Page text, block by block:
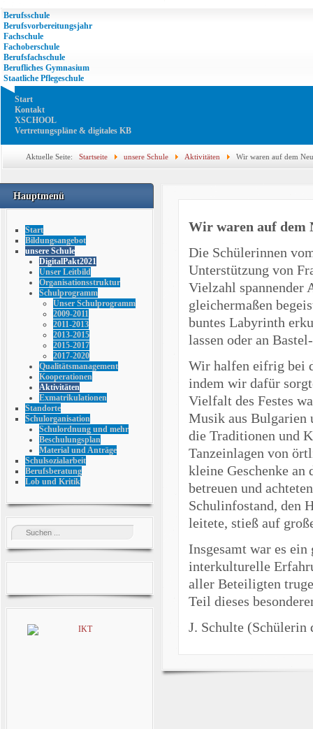
Berufsschule
Berufsvorbereitungsjahr
Fachschule
Fachoberschule
Berufsfachschule
Berufliches Gymnasium
Staatliche Pflegeschule
Start
Kontakt
XSCHOOL
Vertretungspläne & digitales KB
Aktuelle Seite: Startseite unsere Schule Aktivitäten Wir waren auf dem
Hauptmenü
Start
Bildungsangebot
unsere Schule
DigitalPakt2021
Unser Leitbild
Organisationsstruktur
Schulprogramm
Unser Schulprogramm
2009-2011
2011-2013
2013-2015
2015-2017
2017-2020
Qualitätsmanagement
Kooperationen
Aktivitäten
Exmatrikulationen
Standorte
Schulorganisation
Schulordnung und mehr
Beschulungsplan
Material und Anträge
Schulsozialarbeit
Berufsberatung
Lob und Kritik
Wir waren auf dem
Die Schülerinnen
Unterstützung von
Vielzahl spannender
gleichermaßen
buntes Labyrinth
lassen oder an
Wir halfen eifrig bei
indem wir dafür
Vielfalt des Festes
Musik aus Bulgarien
die Traditionen und
Tanzeinlagen von
kleine Geschenke
betreuen und
Schulinfostand, den
leitete, stieß auf
Insgesamt war es
interkulturelle
aller Beteiligten
Teil dieses
J. Schulte (Schülerin